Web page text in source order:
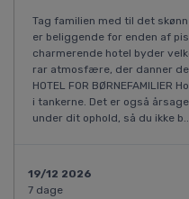
Tag familien med til det
er beliggende for enden af
charmerende hotel byder
rar atmosfære, der danner
HOTEL FOR
i tankerne. Det er også
under dit ophold, så du ikke
19/12 2026
7 dage